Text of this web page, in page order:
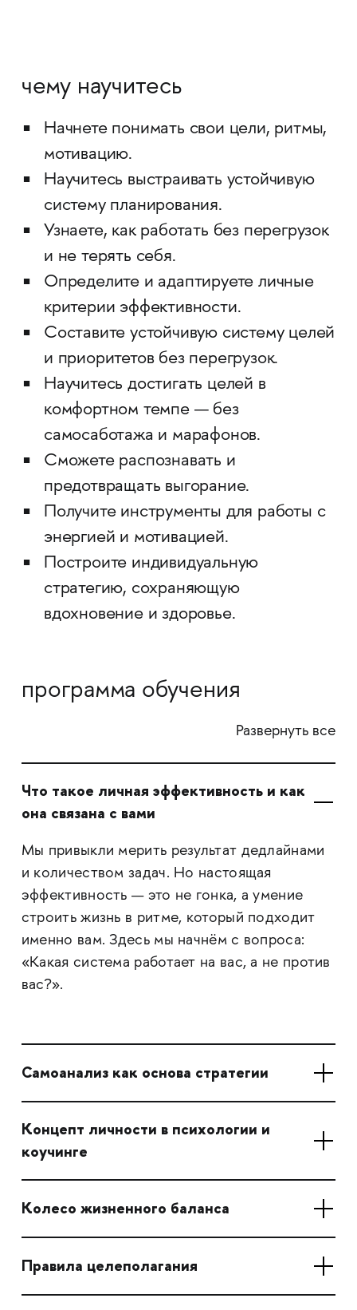
чему научитесь
Начнете понимать свои цели, ритмы,
мотивацию.
Научитесь выстраивать устойчивую
систему планирования.
Узнаете, как работать без перегрузок
и не терять себя.
Определите и адаптируете личные
критерии эффективности.
Составите устойчивую систему целей
и приоритетов без перегрузок.
Научитесь достигать целей в
комфортном темпе — без
самосаботажа и марафонов.
Сможете распознавать и
предотвращать выгорание.
Получите инструменты для работы с
энергией и мотивацией.
Построите индивидуальную
стратегию, сохраняющую
вдохновение и здоровье.
программа обучения
Развернуть все
Что такое личная эффективность и как
она связана с вами
Мы привыкли мерить результат дедлайнами
и количеством задач. Но настоящая
эффективность — это не гонка, а умение
строить жизнь в ритме, который подходит
именно вам. Здесь мы начнём с вопроса:
«Какая система работает на вас, а не против
вас?».
Самоанализ как основа стратегии
Концепт личности в психологии и
коучинге
Колесо жизненного баланса
Правила целеполагания